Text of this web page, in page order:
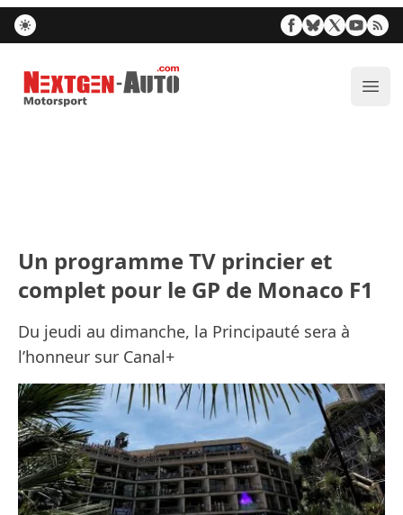
Nextgen-Auto.com
Un programme TV princier et
complet pour le GP de Monaco F1
Du jeudi au dimanche, la Principauté sera à
l’honneur sur Canal+